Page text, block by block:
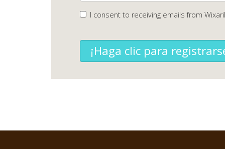
I consent to receiving emails from
¡Haga clic para